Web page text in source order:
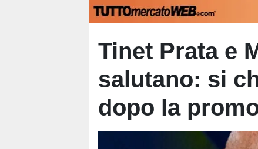
Tinet Prata e
salutano: si
dopo la